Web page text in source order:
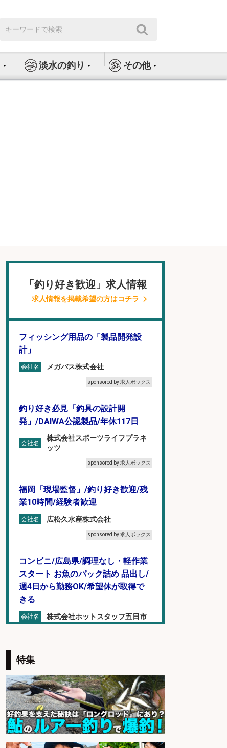
索:
淡水の釣り その他
「釣り好き歓迎」求人情報
求人情報を掲載希望の方はコチラ
フィッシング用品の「製品開発設
計」
会社名 メガバス株式会社
sponsored by 求人ボックス
釣り好き必見「釣具の設計開
発」/DAIWA公認製品/年休117日
会社名
株式会社スポーツライフプラネ
ッツ
sponsored by 求人ボックス
福岡「現場監督」/釣り好き歓迎/残
業10時間/経験者歓迎
会社名 広松久水産株式会社
sponsored by 求人ボックス
コンビニ/広島県/調理なし・軽作業
スタート お魚のパック詰め 品出し/
週4日から勤務OK/希望休が取得で
きる
会社名 株式会社ホットスタッフ五日市
魚をさばける方必見「鮮魚部門スタ
ッフ」/3つの働き方が選べる
会社名 株式会社旬
sponsored by 求人ボックス
コンビニ/広島県/調理なし・軽作業
スタート お魚のパック詰め 品出し/
特集